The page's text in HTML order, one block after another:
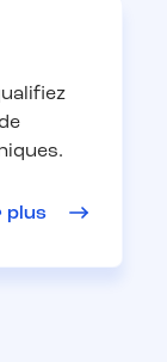
plus